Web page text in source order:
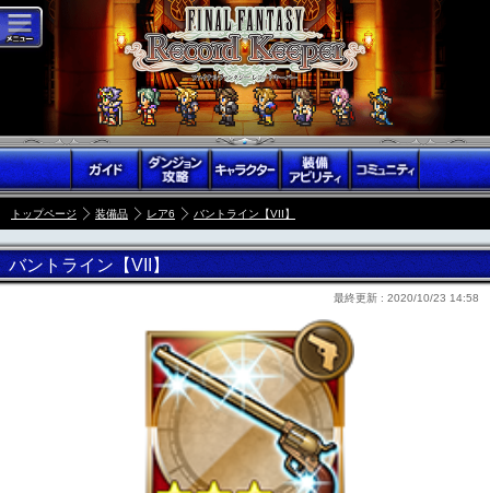
トップページ 装備品 レア6 バントライン【VII】
バントライン【VII】
最終更新 : 2020/10/23 14:58